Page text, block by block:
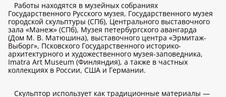
Работы находятся в музейных собраниях
Государственного Русского музея, Государственного музея
городской скульптуры (СПб), Центрального выставочного
зала «Манеж» (СПб), Музея петербургского авангарда
(Дом М. В. Матюшина), выставочного центра «Эрмитаж-
Выборг», Псковского Государственного историко-
архитектурного и художественного музея-заповедника,
Imatra Art Museum (Финляндия), а также в частных
коллекциях в России, США и Германии.
Скульптор использует как традиционные материалы —